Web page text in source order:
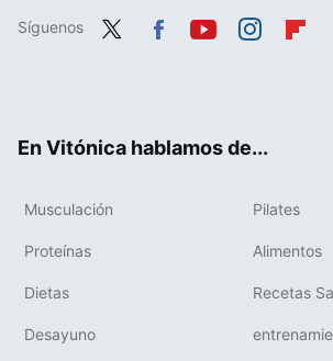
Síguenos
En Vitónica hablamos de...
Musculación Pilates
Proteínas Alimentos
Dietas Recetas
Desayuno